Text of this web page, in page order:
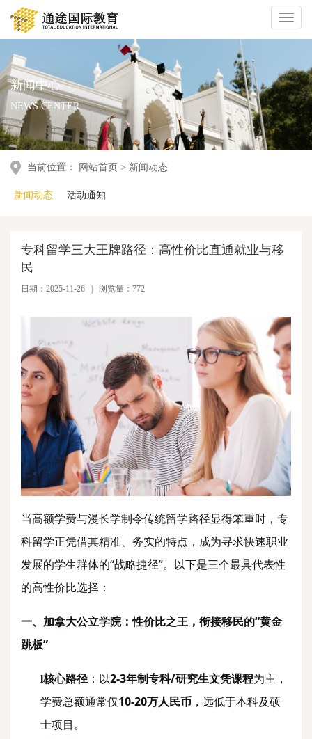
Toggle
新闻中心
NEWS CENTER
当前位置： 网站首页 > 新闻动态
新闻动态 活动通知
专科留学三大王牌路径：高性价比直通就业与移
民
日期：2025-11-26 | 浏览量：772
当高额学费与漫长学制令传统留学路径显得笨重时，专
科留学正凭借其精准、务实的特点，成为寻求快速职业
发展的学生群体的“战略捷径”。以下是三个最具代表性
的高性价比选择：
一、加拿大公立学院：性价比之王，衔接移民的“黄金
跳板”
l核心路径 ：以2-3年制专科/研究生文凭课程为主，
学费总额通常仅10-20万人民币 ，远低于本科及硕
士项目。